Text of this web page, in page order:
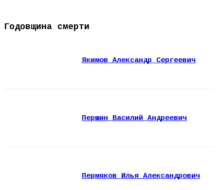
Годовщина смерти
Якимов Александр Сергеевич
Першин Василий Андреевич
Пермяков Илья Александрович